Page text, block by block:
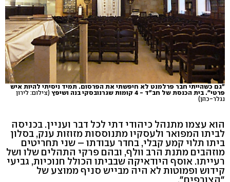
"גם כשהייתי חבר פרלמנט לא חיפשתי את הפרסום. תמיד ניסיתי להיות איש
פרטי". בית הכנסת של חב"ד - 4 קומות שגרנובסקי בנה ושיפץ
(צילום: לירון
נגלר-כהן)
הוא עצמו מתנהל כיהודי דתי לכל דבר ועניין. בכניסה
לביתו המפואר ולעסקיו מתנוססות מזוזות ענק, בסלון
ביתו תלוי קמע קבלי, בחדר עבודתו – שני תחריטים
מוזהבים מתנת הרב וולף, ובהם פרקי התהלים שלו ושל
רעייתו. אוסף היודאיקה שבביתו הכולל חנוכיות, גביעי
קידוש ופמוטות לא היה מבייש סניף ממוצע של